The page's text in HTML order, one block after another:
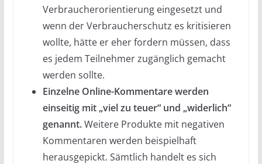
Verbraucherorientierung eingesetzt und
wenn der Verbraucherschutz es kritisieren
wollte, hätte er eher fordern müssen, dass
es jedem Teilnehmer zugänglich gemacht
werden sollte.
Einzelne Online-Kommentare werden
einseitig mit „viel zu teuer“ und „widerlich“
genannt.Weitere Produkte mit negativen
Kommentaren werden beispielhaft
herausgepickt. Sämtlich handelt es sich